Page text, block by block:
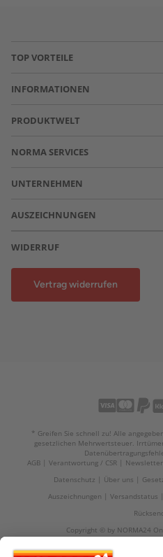
TOP VORTEILE
INFORMATIONEN
PRODUKTWELT
NORMA SERVICES
UNTERNEHMEN
AUSZEICHNUNGEN
WIDERRUF
Vertrag widerrufen
* Greifen Sie schnell zu! Alle
gesetzlichen Mehrwertsteuer.
AGB
Verantwortung / CSR Newsletter
Datenschutz
Über uns
Auszeichnungen
Versandstatus
Copyright © by NORMA24